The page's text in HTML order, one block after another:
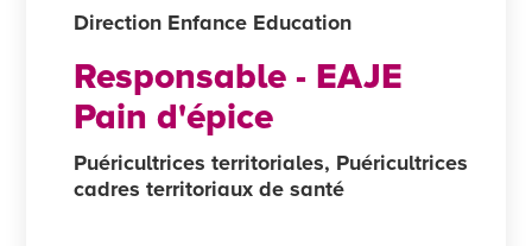
Direction Enfance Education
Responsable - EAJE
Pain d'épice
Puéricultrices territoriales, Puéricultrices
cadres territoriaux de santé